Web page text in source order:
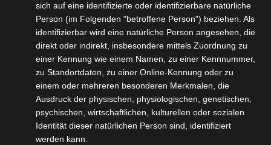
Nikolaus Stehend
Schießen
Lass mal langsam
kommen!
Bekannte Bilder
sich auf eine identifizierte oder identifizierbare natürliche
Person (im Folgenden "betroffene Person") beziehen. Als
identifizierbar wird eine natürliche Person angesehen, die
direkt oder indirekt, insbesondere mittels Zuordnung zu
einer Kennung wie einem Namen, zu einer Kennnummer,
zu Standortdaten, zu einer Online-Kennung oder zu
einem oder mehreren besonderen Merkmalen, die
Ausdruck der physischen, physiologischen, genetischen,
psychischen, wirtschaftlichen, kulturellen oder sozialen
Identität dieser natürlichen Person sind, identifiziert
werden kann.